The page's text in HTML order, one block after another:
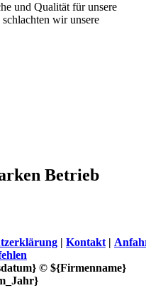
und Qualität für unsere
wir unsere
Betrieb
| Kontakt |
© ${Firmenname}